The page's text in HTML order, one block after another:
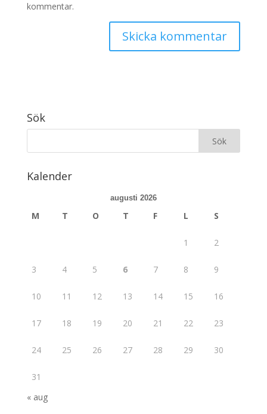
kommentar.
Sök
Kalender
augusti 2026
M T O T F L S
1 2
3 4 5 6 7 8 9
10 11 12 13 14 15 16
17 18 19 20 21 22 23
24 25 26 27 28 29 30
31
« aug